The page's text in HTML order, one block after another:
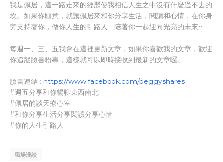
我是佩居，這一路走來的經歷使我相信人生之中沒有什麼過不去的
坎。如果你願意，就讓佩居來和你分享生活，閱讀和心情，在你身
旁支持著你，做你人生的引路人，陪著你一起迎向光亮的未來~
每週一、三、五我會在這裡更新文章，如果你喜歡我的文章，歡迎
你追蹤臉書粉專，這樣就可以即時接收到最新的文章囉。
臉書連結 : https://www.facebook.com/peggyshares
#週五分享和你暢聊東西南北
#佩居的談天療心室
#和你分享生活分享閱讀分享心情
#你的人生引路人
職場漫談